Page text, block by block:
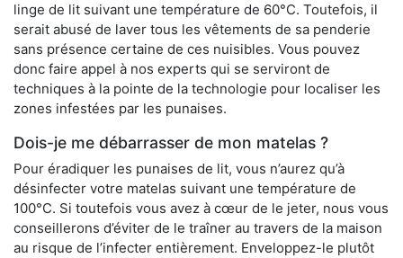
linge de lit suivant une température de 60°C. Toutefois, il
serait abusé de laver tous les vêtements de sa penderie
sans présence certaine de ces nuisibles. Vous pouvez
donc faire appel à nos experts qui se serviront de
techniques à la pointe de la technologie pour localiser les
zones infestées par les punaises.
Dois-je me débarrasser de mon matelas ?
Pour éradiquer les punaises de lit, vous n’aurez qu’à
désinfecter votre matelas suivant une température de
100°C. Si toutefois vous avez à cœur de le jeter, nous vous
conseillerons d’éviter de le traîner au travers de la maison
au risque de l’infecter entièrement. Enveloppez-le plutôt